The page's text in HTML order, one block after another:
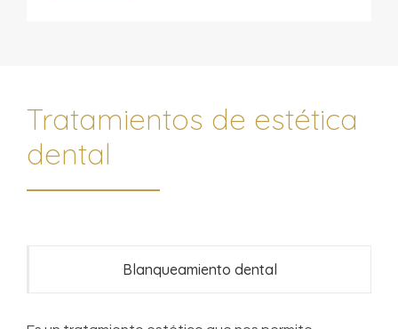
Tratamientos de estética
dental
Blanqueamiento dental